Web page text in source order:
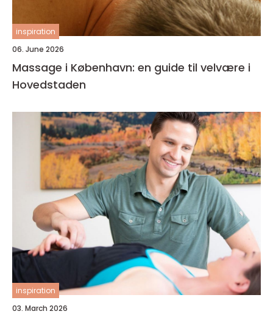
inspiration
06. June 2026
Massage i København: en guide til velvære i
Hovedstaden
inspiration
03. March 2026